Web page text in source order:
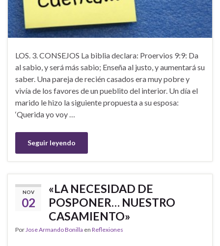
LOS. 3. CONSEJOS La biblia declara: Proervios 9:9: Da
al sabio, y será más sabio; Enseña al justo, y aumentará su
saber. Una pareja de recién casados era muy pobre y
vivía de los favores de un pueblito del interior. Un día el
marido le hizo la siguiente propuesta a su esposa:
‘Querida yo voy …
Seguir leyendo
NOV
02
«LA NECESIDAD DE
POSPONER… NUESTRO
CASAMIENTO»
Por Jose Armando Bonilla en Reflexiones